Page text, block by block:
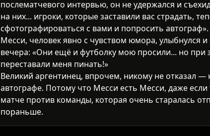
послематчевого интервью, он не удержался и
на них... игроки, которые заставили вас страдать,
сфотографироваться с вами и попросить автограф».
Месси, человек явно с чувством юмора, улыбнулся
вечера: «Они ещё и футболку мою просили... но при
переставали меня пинать!»
Великий аргентинец, впрочем, никому не отказал —
автографе. Потому что Месси есть Месси, даже
матче против команды, которая очень старалась
пораньше.